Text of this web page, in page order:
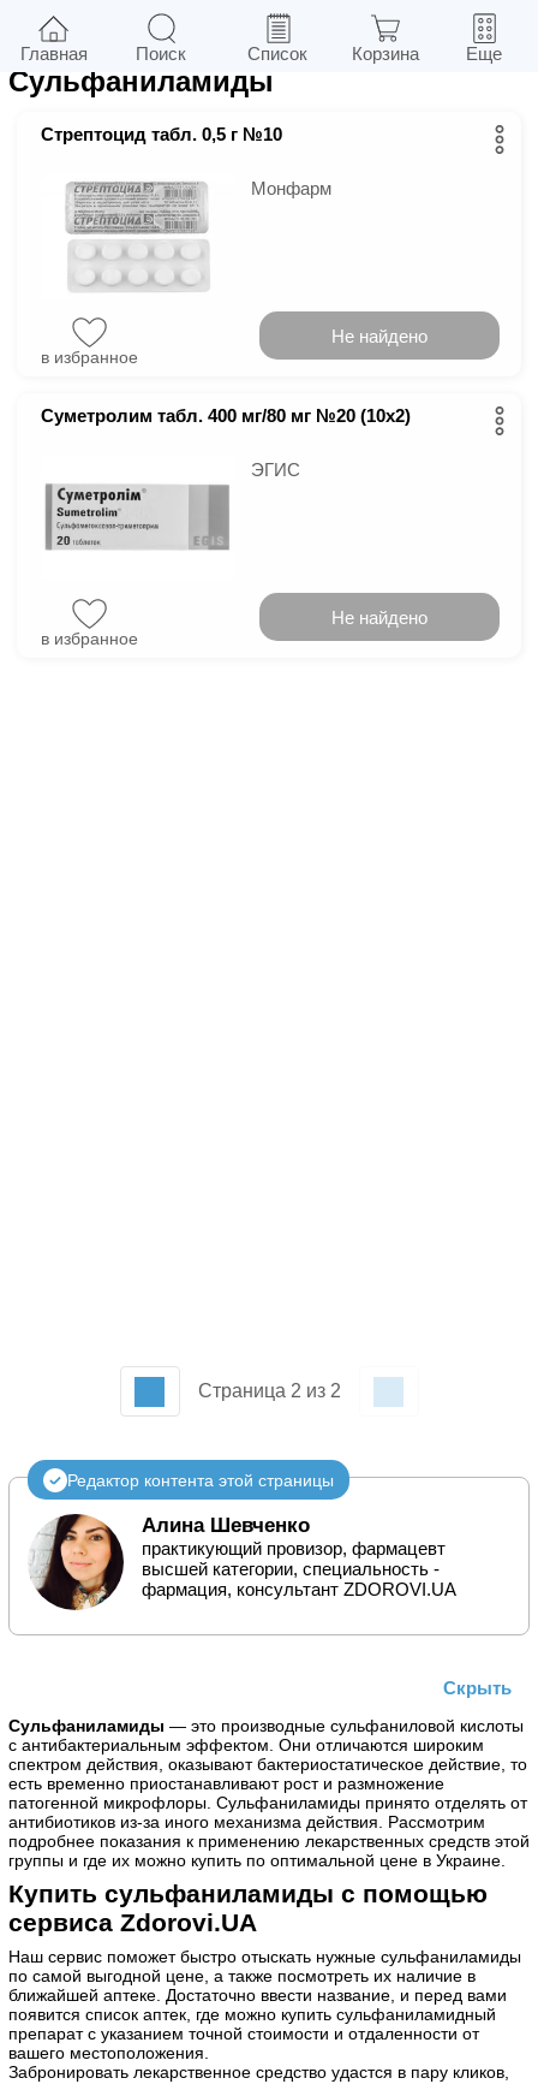
Фильтры в г.Киев
Сульфаниламиды
Стрептоцид табл. 0,5 г №10
Монфарм
в избранное
Не найдено
Суметролим табл. 400 мг/80 мг №20 (10х2)
ЭГИС
в избранное
Не найдено
Страница 2 из 2
Редактор контента этой страницы
Алина Шевченко
практикующий провизор, фармацевт
высшей категории, специальность -
фармация, консультант ZDOROVI.UA
Сульфаниламиды — это производные сульфаниловой кислоты
с антибактериальным эффектом. Они отличаются широким
спектром действия, оказывают бактериостатическое действие, то
есть временно приостанавливают рост и размножение
патогенной микрофлоры. Сульфаниламиды принято отделять от
антибиотиков из-за иного механизма действия. Рассмотрим
подробнее показания к применению лекарственных средств этой
группы и где их можно купить по оптимальной цене в Украине.
Купить сульфаниламиды с помощью
сервиса Zdorovi.UA
Наш сервис поможет быстро отыскать нужные сульфаниламиды
по самой выгодной цене, а также посмотреть их наличие в
ближайшей аптеке. Достаточно ввести название, и перед вами
появится список аптек, где можно купить сульфаниламидный
препарат с указанием точной стоимости и отдаленности от
вашего местоположения.
Забронировать лекарственное средство удастся в пару кликов,
Скрыть
Главная Поиск Список Корзина Еще